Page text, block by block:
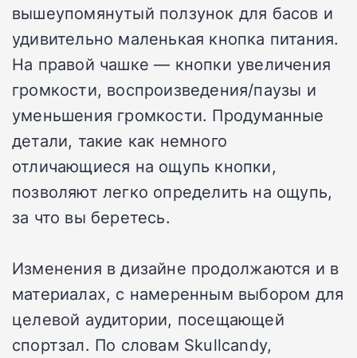
вышеупомянутый ползунок для басов и
удивительно маленькая кнопка питания.
На правой чашке — кнопки увеличения
громкости, воспроизведения/паузы и
уменьшения громкости. Продуманные
детали, такие как немного
отличающиеся на ощупь кнопки,
позволяют легко определить на ощупь,
за что вы беретесь.
Изменения в дизайне продолжаются и в
материалах, с намеренным выбором для
целевой аудитории, посещающей
спортзал. По словам Skullcandy,